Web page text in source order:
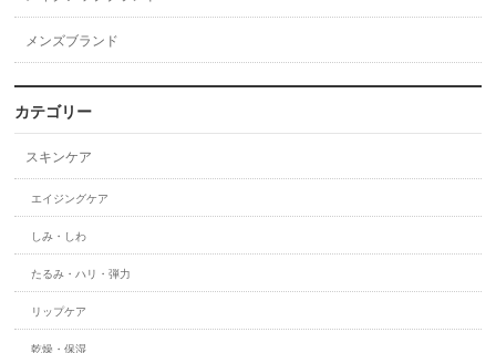
メンズブランド
カテゴリー
スキンケア
エイジングケア
しみ・しわ
たるみ・ハリ・弾力
リップケア
乾燥・保湿